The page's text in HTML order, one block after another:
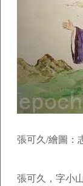
張可久/繪圖：
張可久，字小